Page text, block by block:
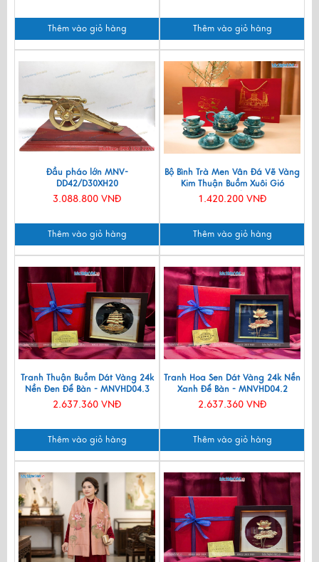
Thêm vào giỏ hàng Thêm vào giỏ hàng
Đầu pháo lớn MNV-
DD42/D30XH20
3.088.800 VNĐ
Thêm vào giỏ hàng
Bộ Bình Trà Men Vân Đá Vẽ Vàng
Kim Thuận Buồm Xuôi Gió
VBT12/14
1.420.200 VNĐ
Thêm vào giỏ hàng
Tranh Thuận Buồm Dát Vàng 24k
Nền Đen Để Bàn - MNVHD04.3
2.637.360 VNĐ
Thêm vào giỏ hàng
Tranh Hoa Sen Dát Vàng 24k Nền
Xanh Để Bàn - MNVHD04.2
2.637.360 VNĐ
Thêm vào giỏ hàng